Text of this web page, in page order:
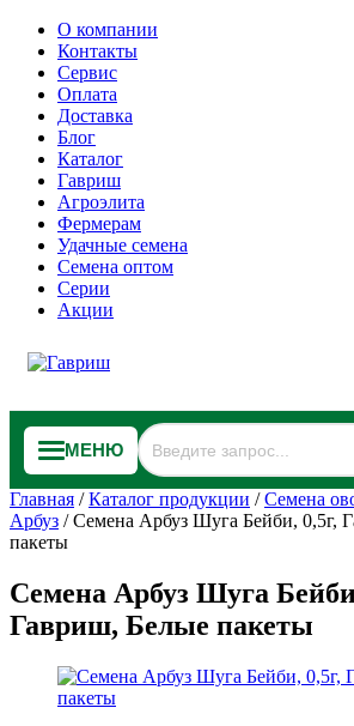
О компании
Контакты
Сервис
Оплата
Доставка
Блог
Каталог
Гавриш
Агроэлита
Фермерам
Удачные семена
Семена оптом
Серии
Акции
МЕНЮ
Главная /Каталог продукции /Семена
Арбуз /Семена Арбуз Шуга Бейби, 0,5г,
пакеты
Семена Арбуз Шуга
Гавриш, Белые пакеты